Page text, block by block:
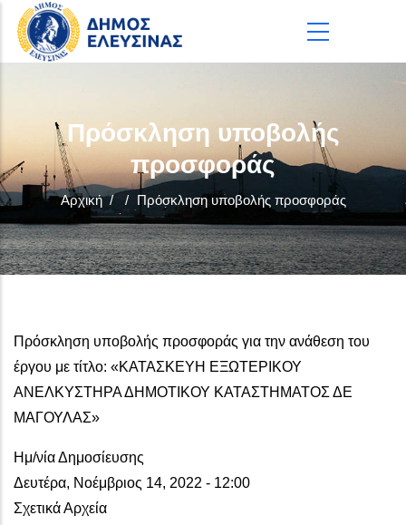
Παράκαμψη προς το κυρίως περιεχόμενο
Πρόσκληση υποβολής
προσφοράς
Αρχική / / Πρόσκληση υποβολής προσφοράς
Πρόσκληση υποβολής προσφοράς για την ανάθεση του
έργου με τίτλο: «ΚΑΤΑΣΚΕΥΗ ΕΞΩΤΕΡΙΚΟΥ
ΑΝΕΛΚΥΣΤΗΡΑ ΔΗΜΟΤΙΚΟΥ ΚΑΤΑΣΤΗΜΑΤΟΣ ΔΕ
ΜΑΓΟΥΛΑΣ»
Ημ/νία Δημοσίευσης
Δευτέρα, Νοέμβριος 14, 2022 - 12:00
Σχετικά Αρχεία